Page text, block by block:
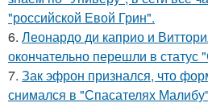
"российской Евой Грин".
6. Леонардо ди каприо и
окончательно перешли в статус
7. Зак эфрон признался, что
снимался в "Спасателях